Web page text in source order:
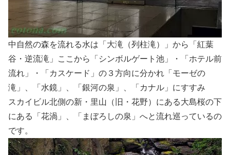
中自然の森を流れる水は「大滝（列柱滝）」から「紅葉
谷・逆流滝」ここから「シンボルゲート池」・「ホテル前
流れ」・「カスケード」の３方向に分かれ「モーゼの
滝」、「水鏡」、「銀河の泉」、「カナル」にすすみ
スカイビル北側の新・里山（旧・花野）にある大島桜の下
にある「花渦」、「まぼろしの泉」へと流れ巡っているの
です。